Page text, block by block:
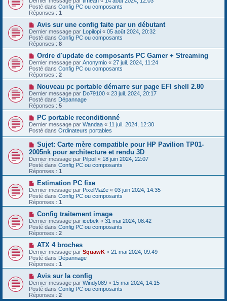
g
e
e
s
s
a
g
e
u
v
e
u
m
e
s
s
a
g
e
Posté dans Config PC ou composants
Réponses : 1
N
o
u
v
e
a
m
e
s
s
a
g
e
Avis sur une config faite par un débutant
Dernier message par Lopilopi « 05 août 2024, 20:32
Posté dans Config PC ou composants
Réponses : 8
N
o
u
v
e
a
u
m
e
s
s
a
g
e
Ordre d'update de composants PC Gamer + Streaming
Dernier message par Anonymio « 27 juil. 2024, 11:24
Posté dans Config PC ou composants
Réponses : 2
N
o
u
v
e
a
u
m
e
s
a
g
e
Nouveau pc portable démarre sur page EFI shell 2.80
Dernier message par Do79100 « 23 juil. 2024, 20:17
Posté dans Dépannage
Réponses : 5
N
o
u
v
e
a
u
m
e
s
s
g
e
PC portable reconditionné
Dernier message par Wandaa « 11 juil. 2024, 12:30
Posté dans Ordinateurs portables
N
o
u
v
e
a
u
m
e
s
s
g
e
Sujet: Carte mère compatible pour HP Pavilion TP01-
2005nk pour architecture et rendu 3D
Dernier message par Pilpoil « 18 juin 2024, 22:07
Posté dans Config PC ou composants
Réponses : 1
N
o
u
v
e
a
m
e
s
a
g
e
Estimation PC fixe
Dernier message par PixelMaZe « 03 juin 2024, 14:35
Posté dans Config PC ou composants
Réponses : 1
N
o
u
v
e
u
m
e
s
a
g
e
Config traitement image
Dernier message par icebek « 31 mai 2024, 08:42
Posté dans Config PC ou composants
Réponses : 2
N
o
u
v
e
u
m
e
s
ATX 4 broches
Dernier message par SquawK « 21 mai 2024, 09:49
Posté dans Dépannage
Réponses : 1
N
o
u
v
e
Avis sur la config
Dernier message par Windy089 « 15 mai 2024, 14:15
Posté dans Config PC ou composants
Réponses : 2